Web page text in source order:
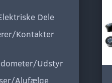
Dele
Kontakter
Udstyr
Alufælge